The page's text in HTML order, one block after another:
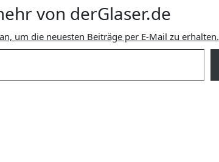
von derGlaser.de
um die neuesten Beiträge per E-Mail zu erhalten.